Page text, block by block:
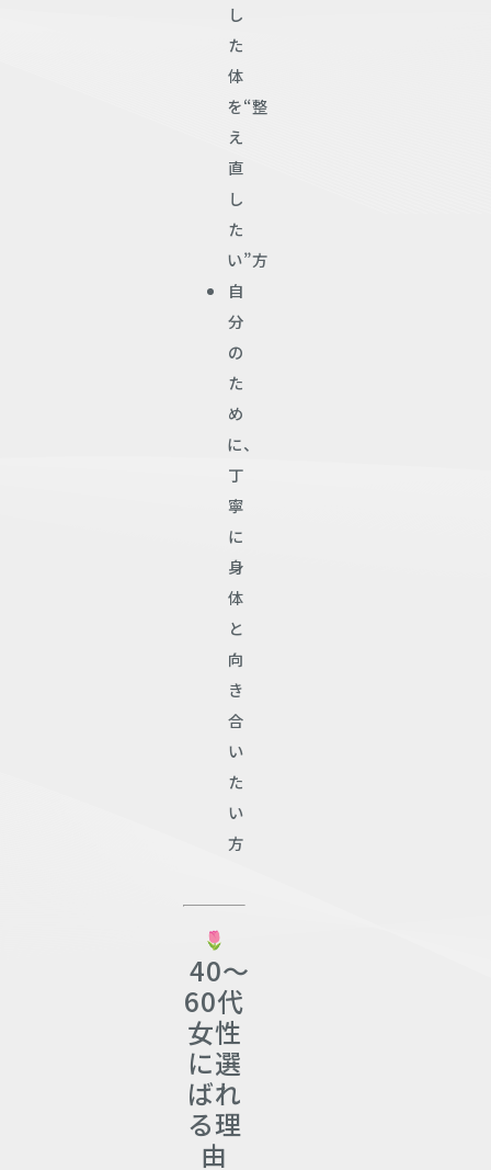
し
た
体
を“整
え
直
し
た
い”方
自
分
の
た
め
に、
丁
寧
に
身
体
と
向
き
合
い
た
い
方
40〜
60代
女性
に選
ばれ
る理
由